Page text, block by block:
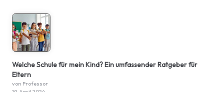
Welche Schule für mein Kind? Ein umfassender Ratgeber für
Eltern
von Professor